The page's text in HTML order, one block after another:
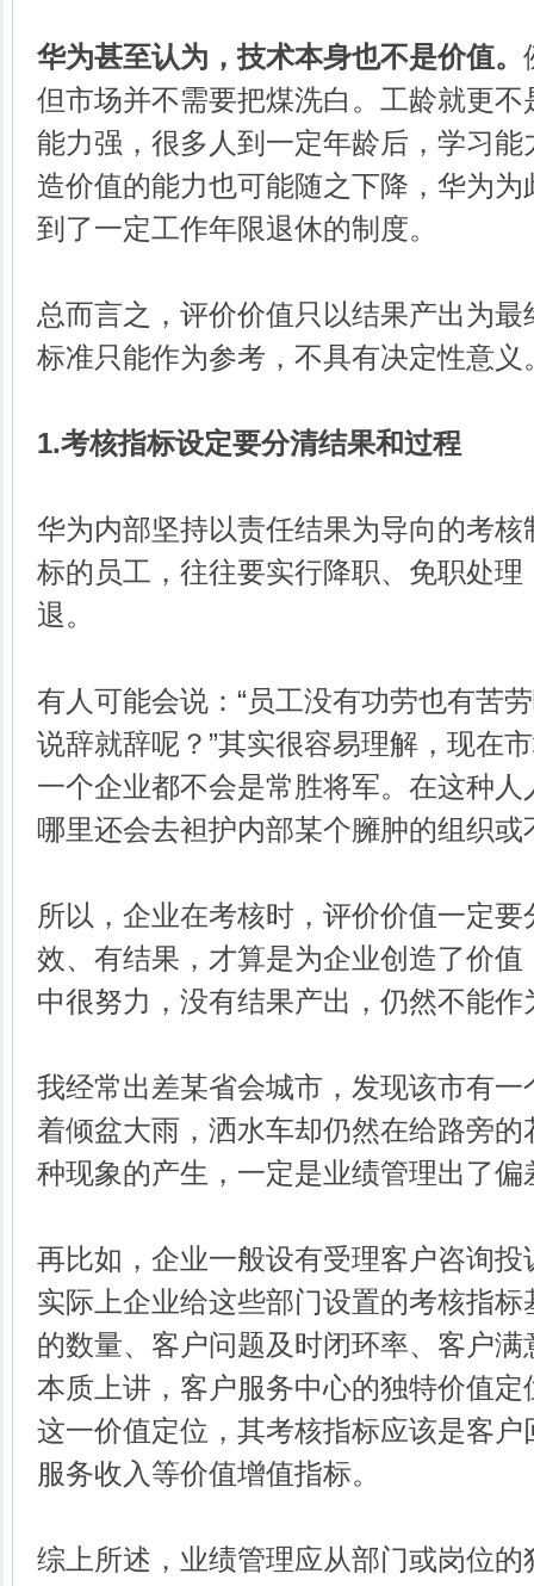
华为甚至认为，技术本身也不是价值。
但市场并不需要把煤洗白。工龄就更
能力强，很多人到一定年龄后，学习
造价值的能力也可能随之下降，华为
到了一定工作年限退休的制度。
总而言之，评价价值只以结果产出为
标准只能作为参考，不具有决定性意义
1.考核指标设定要分清结果和过程
华为内部坚持以责任结果为导向的考
标的员工，往往要实行降职、免职处
退。
有人可能会说：“员工没有功劳也有苦
说辞就辞呢？”其实很容易理解，现在
一个企业都不会是常胜将军。在这种
哪里还会去袒护内部某个臃肿的组织
所以，企业在考核时，评价价值一定
效、有结果，才算是为企业创造了价
中很努力，没有结果产出，仍然不能作
我经常出差某省会城市，发现该市有
着倾盆大雨，洒水车却仍然在给路旁
种现象的产生，一定是业绩管理出了偏
再比如，企业一般设有受理客户咨询
实际上企业给这些部门设置的考核指
的数量、客户问题及时闭环率、客户
本质上讲，客户服务中心的独特价值
这一价值定位，其考核指标应该是客
服务收入等价值增值指标。
综上所述，业绩管理应从部门或岗位